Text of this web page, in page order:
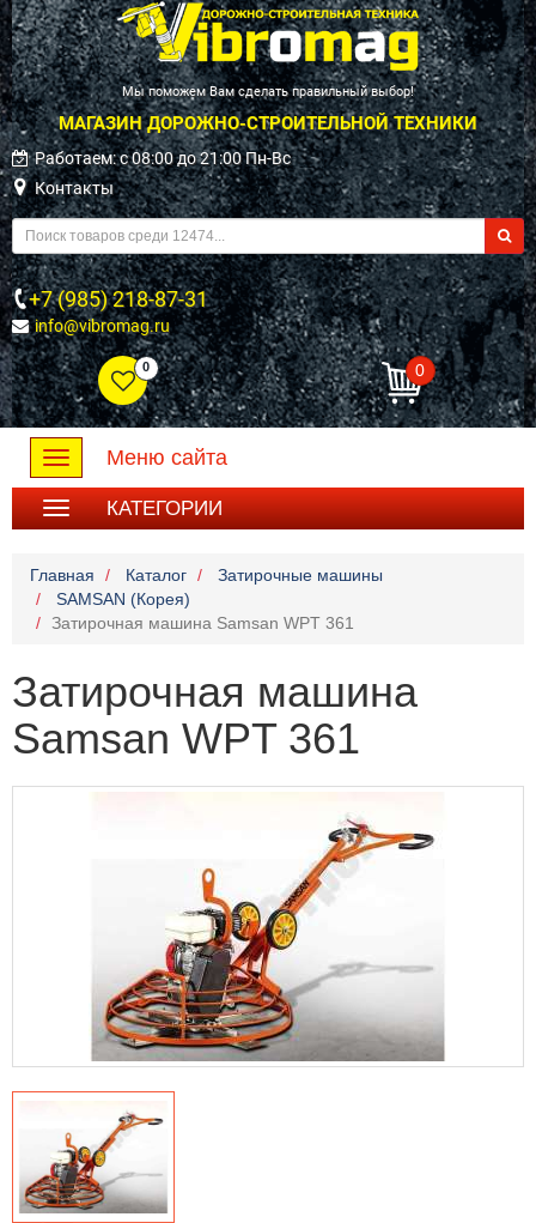
Мы поможем Вам сделать правильный выбор!
МАГАЗИН ДОРОЖНО-СТРОИТЕЛЬНОЙ ТЕХНИКИ
Работаем: c 08:00 до 21:00 Пн-Вс
Контакты
+7 (985) 218-87-31
info@vibromag.ru
0 0
Toggle
navigation
Меню сайта
КАТЕГОРИИ
Главная Каталог
Затирочные машины
SAMSAN (Корея)
Затирочная машина Samsan WPT 361
Затирочная машина
Samsan WPT 361